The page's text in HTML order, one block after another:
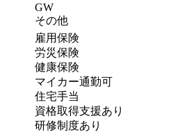
GW
その他
雇用保険
労災保険
健康保険
マイカー通勤可
住宅手当
資格取得支援あり
研修制度あり